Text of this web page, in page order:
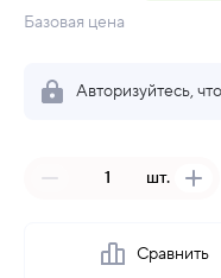
Базовая цена
Авторизуйтесь,
шт.
Сравнить